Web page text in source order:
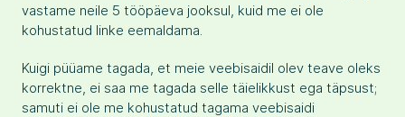
vastame neile 5 tööpäeva jooksul, kuid me ei ole
kohustatud linke eemaldama.
Kuigi püüame tagada, et meie veebisaidil olev teave oleks
korrektne, ei saa me tagada selle täielikkust ega täpsust;
samuti ei ole me kohustatud tagama veebisaidi